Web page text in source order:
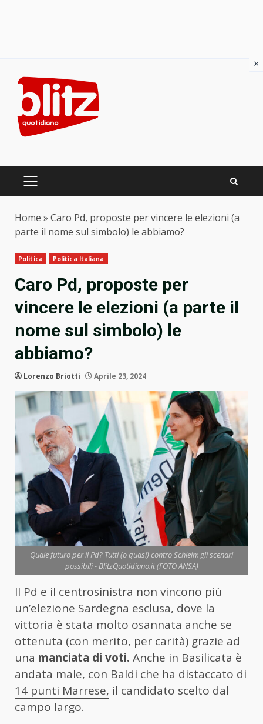
content
PRIMARY
Home » Caro Pd, proposte per vincere le elezioni (a
parte il nome sul simbolo) le abbiamo?
Politica Politica Italiana
Caro Pd, proposte per
vincere le elezioni (a parte il
nome sul simbolo) le
abbiamo?
Lorenzo Briotti Aprile 23, 2024
Quale futuro per il Pd? Tutti (o quasi) contro Schlein: gli scenari
possibili - BlitzQuotidiano.it (FOTO ANSA)
Il Pd e il centrosinistra non vincono più
un’elezione Sardegna esclusa, dove la
vittoria è stata molto osannata anche se
ottenuta (con merito, per carità) grazie ad
una manciata di voti. Anche in Basilicata è
andata male, con Baldi che ha distaccato di
14 punti Marrese, il candidato scelto dal
campo largo.
×